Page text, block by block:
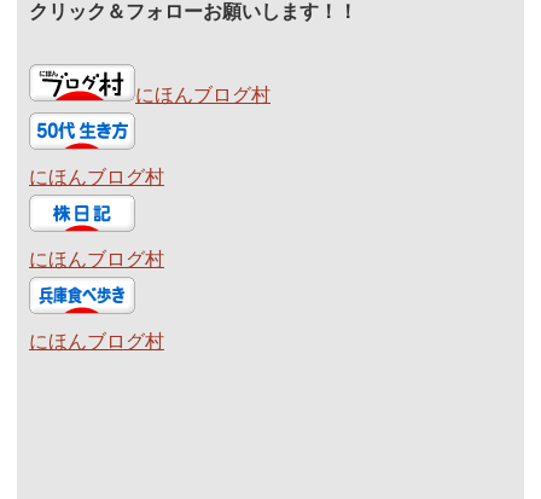
クリック＆フォローお願いします！！
にほんブログ村
にほんブログ村
にほんブログ村
にほんブログ村